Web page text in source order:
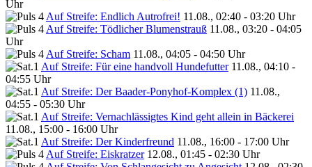
Uhr
Auf Streife: Endlich Autrofrei! 11.08., 02:40 - 03:20 Uhr
Auf Streife: Tödlicher Blumenstrauß 11.08., 03:20 - 04:05
Uhr
Auf Streife: Scham 11.08., 04:05 - 04:50 Uhr
Auf Streife: Für eine handvoll Hundefutter 11.08., 04:10 -
04:55 Uhr
Auf Streife: Der Baader-Ponyhof-Komplex (1) 11.08.,
04:55 - 05:30 Uhr
Auf Streife: Vernachlässigtes Kind geht allein in Bäckerei
11.08., 15:00 - 16:00 Uhr
Auf Streife: Der Kinderfreund 11.08., 16:00 - 17:00 Uhr
Auf Streife: Eiskratzer 12.08., 01:45 - 02:30 Uhr